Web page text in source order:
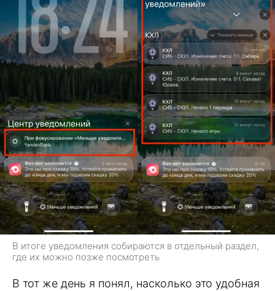
В итоге уведомления собираются в отдельный раздел,
где их можно позже посмотреть
В тот же день я понял, насколько это удобная